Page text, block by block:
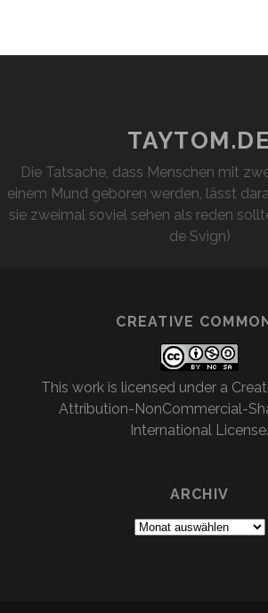
TAYTOM.DE
Die Tatsache, dass Menschen mit
einem Mund geboren werden, lässt
sie zweimal soviel sehen als reden
de Svign)
CREATIVE
This work is licensed under a
Attribution-NonCommercial-
International License.
ARCHIV
Archiv